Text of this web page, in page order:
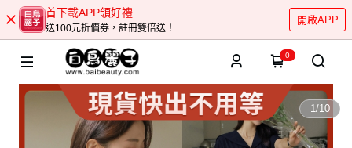
首下載APP領好禮
送100元折價券，註冊雙倍送！
開啟APP
0
1/10